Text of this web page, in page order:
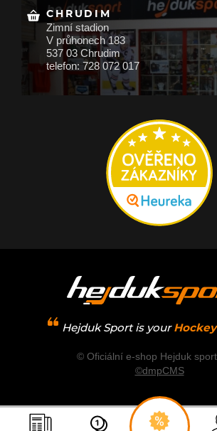
CHRUDIM
Zimní stadion
V průhonech 183
537 03 Chrudim
telefon: 728 072 017
Hejduk Sport is your
© Oficiální e-shop Hejduk sport
©dmpCMS